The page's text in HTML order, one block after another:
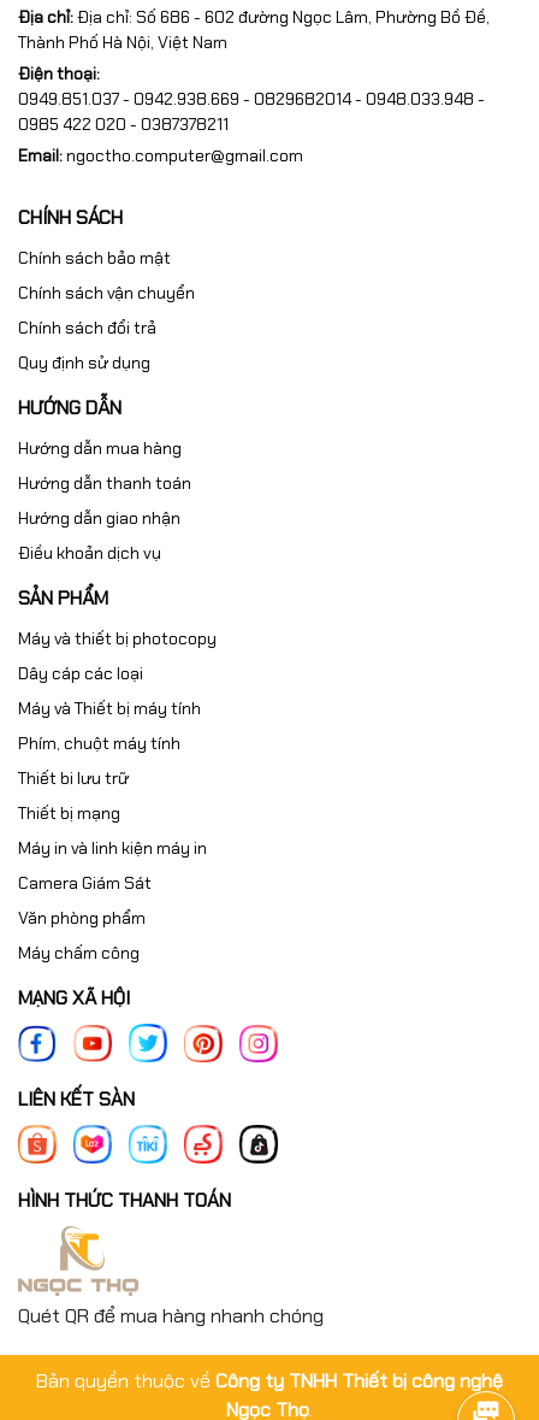
Địa chỉ:Địa chỉ: Số 686 - 602 đường Ngọc Lâm, Phường Bồ Đề,
Thành Phố Hà Nội, Việt Nam
Điện thoại:
0949.851.037 - 0942.938.669 - 0829682014 - 0948.033.948 -
0985 422 020 - 0387378211
Email:ngoctho.computer@gmail.com
CHÍNH SÁCH
Chính sách bảo mật
Chính sách vận chuyển
Chính sách đổi trả
Quy định sử dụng
HƯỚNG DẪN
Hướng dẫn mua hàng
Hướng dẫn thanh toán
Hướng dẫn giao nhận
Điều khoản dịch vụ
SẢN PHẨM
Máy và thiết bị photocopy
Dây cáp các loại
Máy và Thiết bị máy tính
Phím, chuột máy tính
Thiết bi lưu trữ
Thiết bị mạng
Máy in và linh kiện máy in
Camera Giám Sát
Văn phòng phẩm
Máy chấm công
MẠNG XÃ HỘI
LIÊN KẾT SÀN
HÌNH THỨC THANH TOÁN
Quét QR để mua hàng nhanh chóng
Bản quyền thuộc về Công ty TNHH Thiết bị công nghệ
Ngọc Thọ.